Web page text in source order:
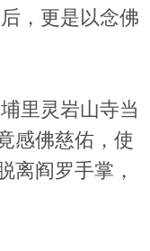
，更是以念佛
里灵岩山寺当
感佛慈佑，使
离阎罗手掌，